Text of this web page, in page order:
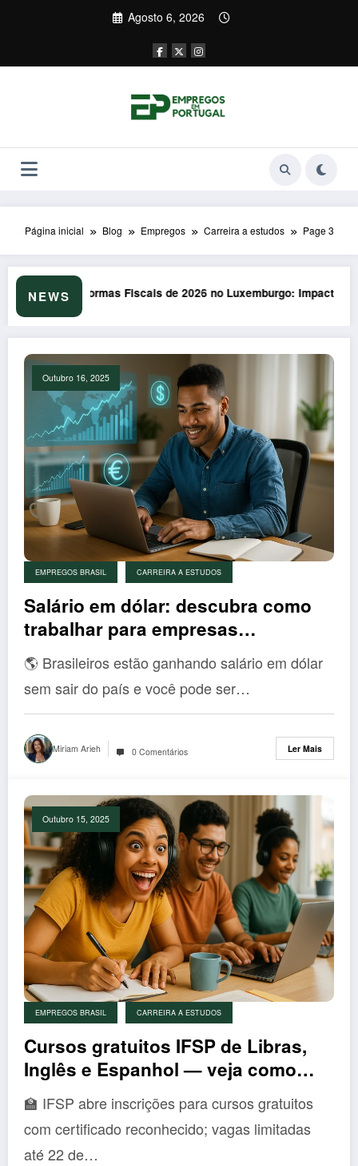
Agosto 6, 2026
Página inicial Blog Empregos Carreira a estudos Page 3
NEWS
Impacto Surpreendente nos Portugueses
Formação em Soft Skills em 2026:
Outubro 16, 2025
EMPREGOS BRASIL CARREIRA A ESTUDOS
Salário em dólar: descubra como
trabalhar para empresas
estrangeiras sem sair do Brasil
🌎 Brasileiros estão ganhando salário em dólar
sem sair do país e você pode ser…
Miriam Arieh 0 Comentários Ler Mais
Outubro 15, 2025
EMPREGOS BRASIL CARREIRA A ESTUDOS
Cursos gratuitos IFSP de Libras,
Inglês e Espanhol — veja como
participar
🏫 IFSP abre inscrições para cursos gratuitos
com certificado reconhecido; vagas limitadas
até 22 de…